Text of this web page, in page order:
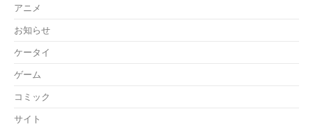
アニメ
お知らせ
ケータイ
ゲーム
コミック
サイト